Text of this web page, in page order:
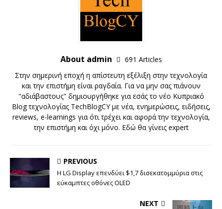
About admin
691 Articles
Στην σημερινή εποχή η απίστευτη εξέλιξη στην τεχνολογία
και την επιστήμη είναι ραγδαία. Για να μην σας πιάνουν
"αδιάβαστους" δημιουργήθηκε για εσάς το νέο Κυπριακό
Blog τεχνολογίας TechBlogCY με νέα, ενημερώσεις, ειδήσεις,
reviews, e-learnings για ότι τρέχει και αφορά την τεχνολογία,
την επιστήμη και όχι μόνο. Εδώ θα γίνεις expert
PREVIOUS
Η LG Display επενδύει $1,7 δισεκατομμύρια στις
εύκαμπτες οθόνες OLED
NEXT